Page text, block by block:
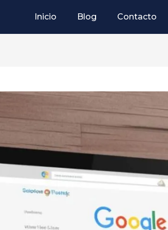
Inicio Blog Contacto